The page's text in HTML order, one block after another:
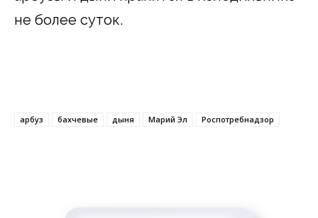
не более суток.
арбуз бахчевые дыня Марий Эл Роспотребнадзор